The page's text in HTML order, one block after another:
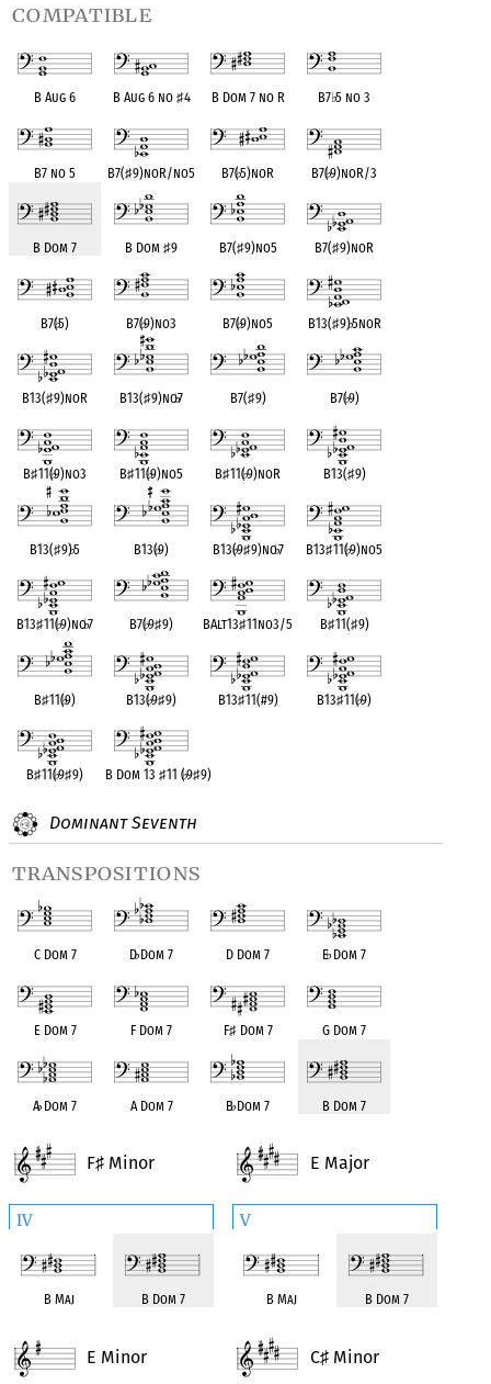
compatible
B Aug 6 B Aug 6 no ♯4 B Dom 7 no R B7♭5 no 3
B7 no 5 B7(♯9)noR/no5 B7(♭5)noR B7(♭9)noR/3
B Dom 7 B Dom♯9 B7(♯9)no5 B7(♯9)noR
B7(♭5) B7(♭9)no3 B7(♭9)no5 B13(♯9)♭5noR
B13(♯9)noR B13(♯9)no♭7 B7(♯9) B7(♭9)
B♯11(♭9)no3 B♯11(♭9)no5 B♯11(♭9)noR B13(♯9)
B13(♯9)♭5 B13(♭9) B13(♭9♯9)no♭7 B13♯11(♭9)no5
B13♯11(♭9)no♭7 B7(♭9♯9) BAlt13♯11no3/5 B♯11(♯9)
B♯11(♭9) B13(♭9♯9) B13♯11(#9) B13♯11(♭9)
B♯11(♭9♯9) B Dom 13♯11 (♭9♯9)
Dominant Seventh
transpositions
C Dom 7 D♭Dom 7 D Dom 7 E♭Dom 7
E Dom 7 F Dom 7 F♯Dom 7 G Dom 7
A♭Dom 7 A Dom 7 B♭Dom 7 B Dom 7
F♯ Minor
IV
B Maj B Dom 7
E Major
V
B Maj B Dom 7
E Minor C♯Minor